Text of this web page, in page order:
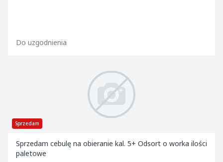
Do uzgodnienia
Sprzedam
Sprzedam cebulę na obieranie kal. 5+ Odsort o worka ilości
paletowe